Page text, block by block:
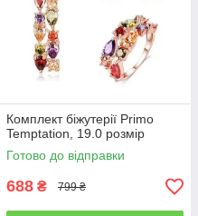
Комплект біжутерії Primo
Temptation, 19.0 розмір
Готово до відправки
688 ₴ 799 ₴